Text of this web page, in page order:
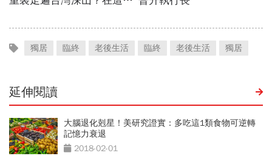
獨居 臨終 老後生活 臨終 老後生活 獨居
延伸閱讀
大腦退化剋星！美研究證實：多吃這1類食物可逆轉
記憶力衰退
2018-02-01